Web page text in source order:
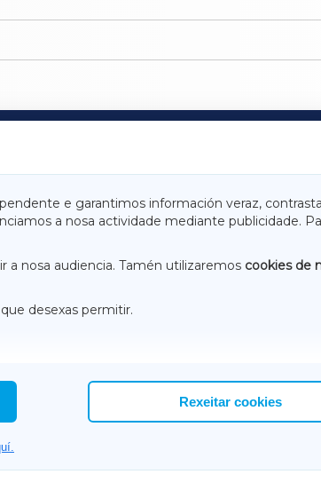
e garantimos información veraz,
a nosa actividade mediante publicidade.
a nosa audiencia. Tamén utilizaremos cookies de
desexas permitir.
Rexeitar cookies
TERRACHAXA
ACORUÑAXA